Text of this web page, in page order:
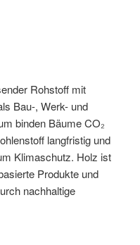
Rohstoff mit
Bau-, Werk- und
binden Bäume CO₂
langfristig und
Klimaschutz. Holz ist
Produkte und
nachhaltige